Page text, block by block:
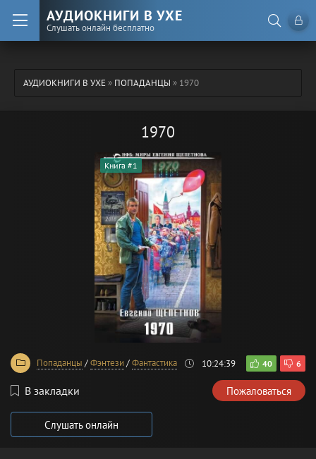
АУДИОКНИГИ В УХЕ
Слушать онлайн бесплатно
АУДИОКНИГИ В УХЕ» ПОПАДАНЦЫ » 1970
1970
Книга #1
Попаданцы /Фэнтези /Фантастика 10:24:39 40 6
В закладки Пожаловаться
Слушать онлайн